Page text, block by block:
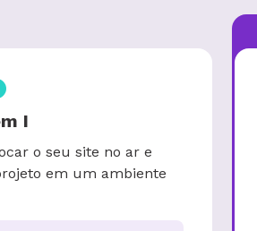
I
o seu site no ar e
em um ambiente